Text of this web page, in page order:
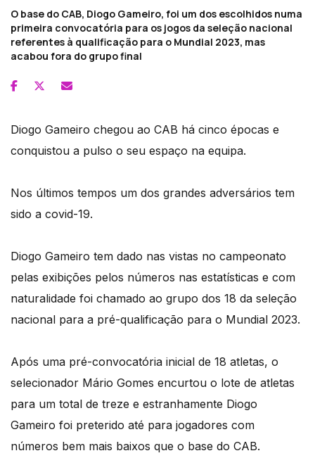
O base do CAB, Diogo Gameiro, foi um dos escolhidos numa
primeira convocatória para os jogos da seleção nacional
referentes à qualificação para o Mundial 2023, mas
acabou fora do grupo final
Diogo Gameiro chegou ao CAB há cinco épocas e
conquistou a pulso o seu espaço na equipa.
Nos últimos tempos um dos grandes adversários tem
sido a covid-19.
Diogo Gameiro tem dado nas vistas no campeonato
pelas exibições pelos números nas estatísticas e com
naturalidade foi chamado ao grupo dos 18 da seleção
nacional para a pré-qualificação para o Mundial 2023.
Após uma pré-convocatória inicial de 18 atletas, o
selecionador Mário Gomes encurtou o lote de atletas
para um total de treze e estranhamente Diogo
Gameiro foi preterido até para jogadores com
números bem mais baixos que o base do CAB.